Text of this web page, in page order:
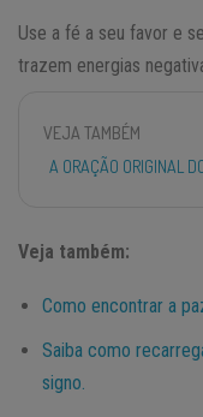
Use a fé a seu favor e
trazem energias
VEJA TAMBÉM
A ORAÇÃO ORIGINAL
Veja também:
Como encontrar a
Saiba como
signo.